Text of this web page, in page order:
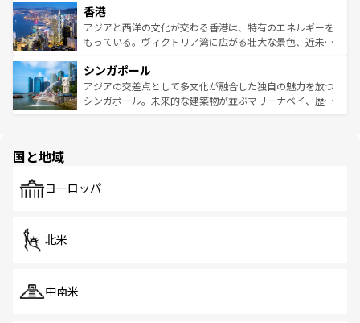
とつ。フォーやバインミー、ベトナムコーヒーなどは、ぜ
ひ現地で味わいたい。どの地域を訪れてもあたたかい人々
が旅行者を迎えてくれるので、きっと忘れられない旅にな
参照してほしい。
の活気が交差している。北部ではチェンマイなどの山岳地
帯で自然と触れ合い、南部ではプーケットやクラビの美し
いビーチでリゾート気分を楽しむことができる。タイ料理
激する。気候は一年中温暖で、どの季節にも異なる楽しみ
が待っている。親しみやすいタイの人々、仏教を中心とし
た文化、そして多様な観光資源が、訪れる旅人を魅了し続
香港
アジアと西洋の文化が交わる香港は、特有のエネルギーを
もっている。ヴィクトリア湾に広がる壮大な景色、近未来
み、どこを訪れても感動するはず。観光スポットが密集し
ており、効率よく見どころを回れるのも魅力。息をのむよ
うな絶景から文化的な体験まで、香港を存分に楽しみ尽く
シンガポール
アジアの交差点として多文化が融合した独自の魅力を放つ
シンガポール。未来的な建築物が並ぶマリーナベイ、歴史
で、ホーカーズは地元の風情を楽しめる外せないスポット
国と地域
ヨーロッパ
北米
中南米